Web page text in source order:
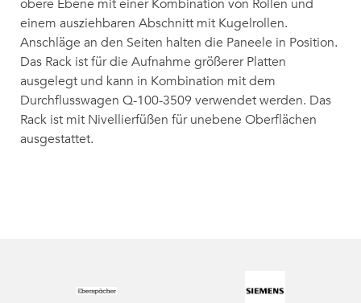
obere Ebene mit einer Kombination von Rollen und
einem ausziehbaren Abschnitt mit Kugelrollen.
Anschläge an den Seiten halten die Paneele in Position.
Das Rack ist für die Aufnahme größerer Platten
ausgelegt und kann in Kombination mit dem
Durchflusswagen Q-100-3509 verwendet werden. Das
Rack ist mit Nivellierfüßen für unebene Oberflächen
ausgestattet.